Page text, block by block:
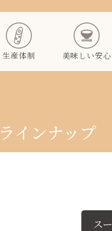
生産体制 美味しい安心
インナップ
ス